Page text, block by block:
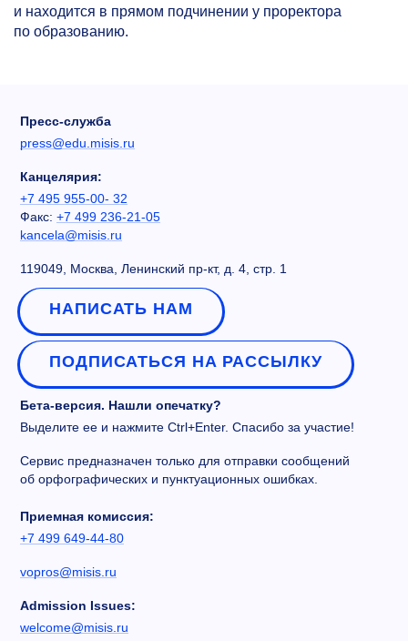
и находится в прямом подчинении у проректора
по образованию.
Пресс-служба
press@edu.misis.ru
Канцелярия:
+7 495 955-00- 32
Факс: +7 499 236-21-05
kancela@misis.ru
119049, Москва, Ленинский пр-кт, д. 4, стр. 1
НАПИСАТЬ НАМ
ПОДПИСАТЬСЯ НА РАССЫЛКУ
Бета-версия. Нашли опечатку?
Выделите ее и нажмите Ctrl+Enter. Спасибо за участие!
Сервис предназначен только для отправки сообщений
об орфографических и пунктуационных ошибках.
Приемная комиссия:
+7 499 649-44-80
vopros@misis.ru
Admission Issues:
welcome@misis.ru